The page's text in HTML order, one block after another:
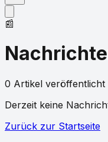
📰
0 Artikel veröffentlicht
Derzeit keine
Zurück zur Startseite